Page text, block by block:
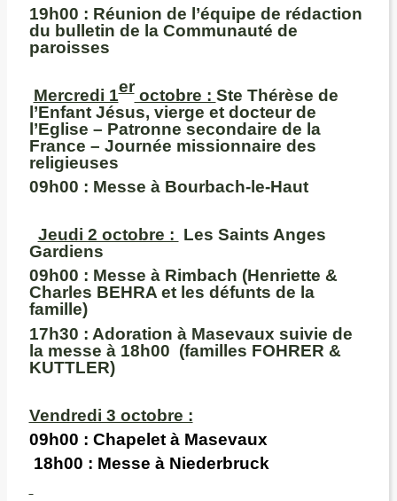
19h00 : Réunion de l’équipe de rédaction
du bulletin de la Communauté de
paroisses
Mercredi 1eroctobre : Ste Thérèse de
l’Enfant Jésus, vierge et docteur de
l’Eglise – Patronne secondaire de la
France – Journée missionnaire des
religieuses
09h00 : Messe à Bourbach-le-Haut
Jeudi 2 octobre : Les Saints Anges
Gardiens
09h00 : Messe à Rimbach (Henriette &
Charles BEHRA et les défunts de la
famille)
17h30 : Adoration à Masevaux suivie de
la messe à 18h00 (familles FOHRER &
KUTTLER)
Vendredi 3 octobre :
09h00 : Chapelet à Masevaux
18h00 : Messe à Niederbruck